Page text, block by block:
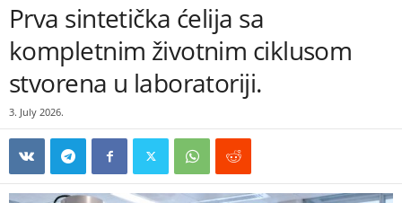
Prva sintetička ćelija sa
kompletnim životnim ciklusom
stvorena u laboratoriji.
3. July 2026.